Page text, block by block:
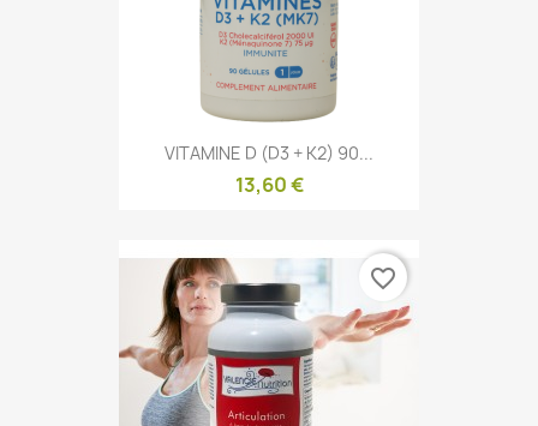
VITAMINE D (D3 + K2) 90...
13,60 €
favorite_border